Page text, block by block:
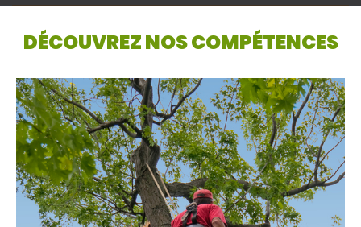
DÉCOUVREZ NOS COMPÉTENCES